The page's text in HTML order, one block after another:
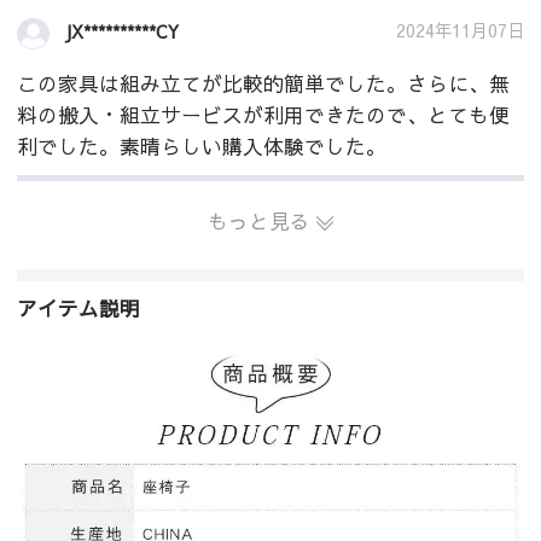
JX**********CY 2024年11月07日
この家具は組み立てが比較的簡単でした。さらに、無
料の搬入・組立サービスが利用できたので、とても便
利でした。素晴らしい購入体験でした。
もっと見る
アイテム説明